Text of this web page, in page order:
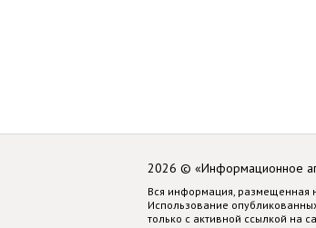
2026 © «Информационное
Вся информация, размещенная
Использование
только с активной ссылкой на